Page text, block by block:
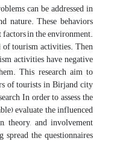
can be addressed in
nature. These behaviors
in the environment.
of tourism activities. Then
activities have negative
This research aim to
of tourists in Birjand city
In order to assess the
evaluate the influenced
theory, and involvement
the questionnaires